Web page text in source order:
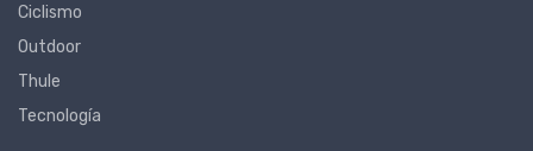
Ciclismo
Outdoor
Thule
Tecnología